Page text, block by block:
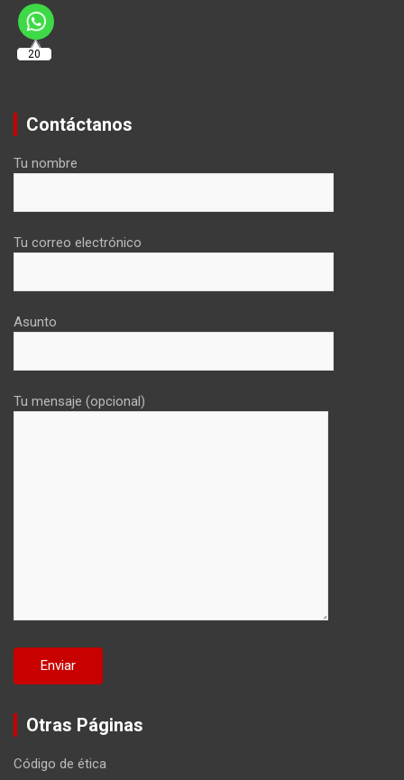
20
Contáctanos
Tu nombre
Tu correo electrónico
Asunto
Tu mensaje (opcional)
Otras Páginas
Código de ética